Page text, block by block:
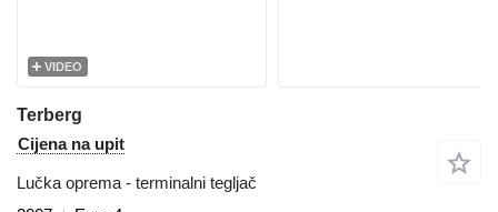
VIDEO
Terberg
Cijena na upit
Lučka oprema - terminalni tegljač